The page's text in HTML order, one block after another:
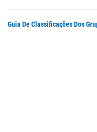
Guia De Classificações Dos